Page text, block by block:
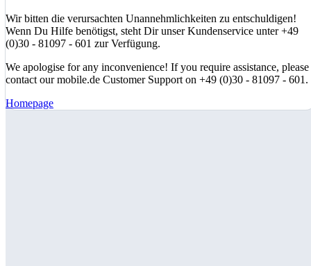
Wir bitten die verursachten Unannehmlichkeiten zu entschuldigen!
Wenn Du Hilfe benötigst, steht Dir unser Kundenservice unter +49
(0)30 - 81097 - 601 zur Verfügung.
We apologise for any inconvenience! If you require assistance, please
contact our mobile.de Customer Support on +49 (0)30 - 81097 - 601.
Homepage